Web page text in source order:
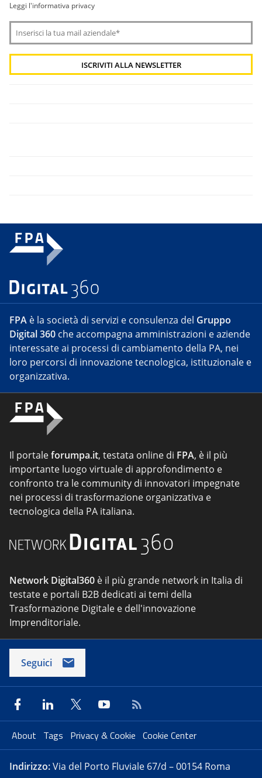
Leggi l'informativa privacy
FPA è la società di servizi e consulenza del Gruppo
Digital 360 che accompagna amministrazioni e aziende
interessate ai processi di cambiamento della PA, nei
loro percorsi di innovazione tecnologica, istituzionale e
organizzativa.
Il portaleforumpa.it, testata online di FPA, è il più
importante luogo virtuale di approfondimento e
confronto tra le community di innovatori impegnate
nei processi di trasformazione organizzativa e
tecnologica della PA italiana.
Network Digital360 è il più grande network in Italia di
testate e portali B2B dedicati ai temi della
Trasformazione Digitale e dell'innovazione
Imprenditoriale.
Seguici
About Tags Privacy & Cookie Cookie Center
Indirizzo:Via del Porto Fluviale 67/d – 00154 Roma